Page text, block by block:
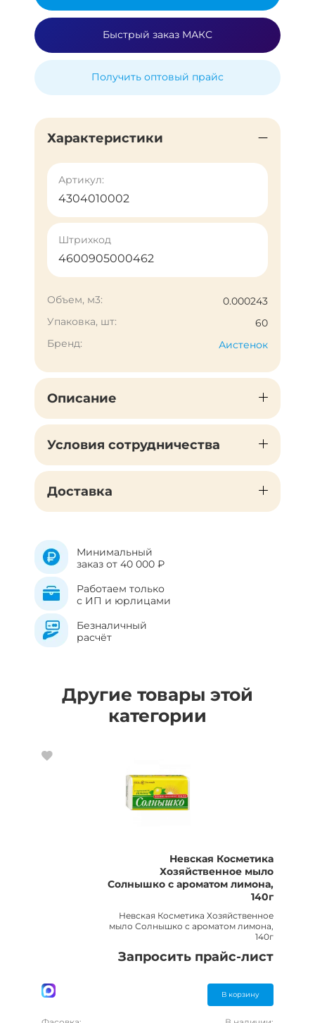
Быстрый заказ МАКС
Получить оптовый прайс
Характеристики
Артикул:
4304010002
Штрихкод
4600905000462
Объем, м3:
0.000243
Упаковка, шт:
60
Бренд:
Аистенок
Описание
Условия сотрудничества
Доставка
Минимальный
заказ от 40 000 ₽
Работаем только
с ИП и юрлицами
Безналичный
расчёт
Другие товары этой
категории
Невская Косметика
Хозяйственное мыло
Солнышко с ароматом лимона,
140г
Невская Косметика Хозяйственное
мыло Солнышко с ароматом лимона,
140г
Запросить прайс-лист
В корзину